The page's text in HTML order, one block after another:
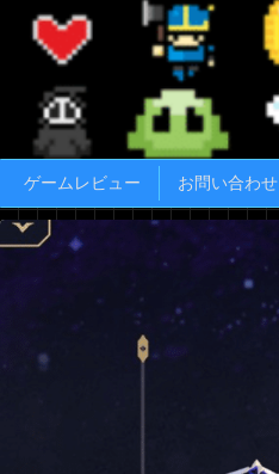
ゲームレビュー お問い合わせ